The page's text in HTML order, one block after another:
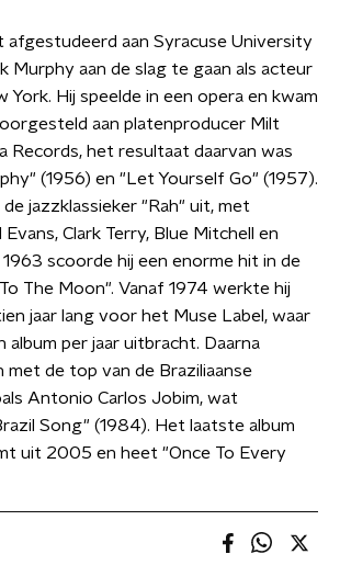
afgestudeerd aan Syracuse University
Murphy aan de slag te gaan als acteur
York. Hij speelde in een opera en kwam
aan platenproducer Milt
Records, het resultaat daarvan was
(1956) en "Let Yourself Go" (1957).
de jazzklassieker "Rah" uit, met
Evans, Clark Terry, Blue Mitchell en
scoorde hij een enorme hit in de
The Moon". Vanaf 1974 werkte hij
jaar lang voor het Muse Label, waar
album per jaar uitbracht. Daarna
met de top van de Braziliaanse
Antonio Carlos Jobim, wat
Song" (1984). Het laatste album
uit 2005 en heet "Once To Every